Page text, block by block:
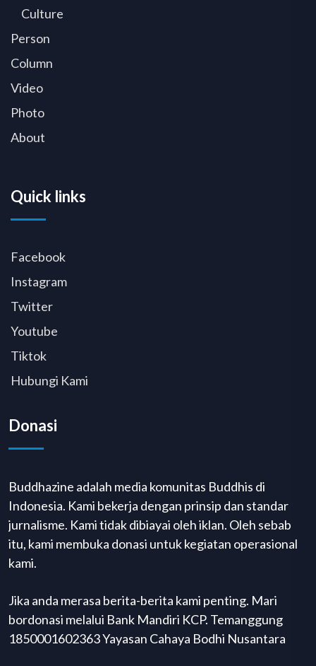
Culture
Person
Column
Video
Photo
About
Quick links
Facebook
Instagram
Twitter
Youtube
Tiktok
Hubungi Kami
Donasi
Buddhazine adalah media komunitas Buddhis di
Indonesia. Kami bekerja dengan prinsip dan standar
jurnalisme. Kami tidak dibiayai oleh iklan. Oleh sebab
itu, kami membuka donasi untuk kegiatan operasional
kami.
Jika anda merasa berita-berita kami penting. Mari
bordonasi melalui Bank Mandiri KCP. Temanggung
1850001602363 Yayasan Cahaya Bodhi Nusantara